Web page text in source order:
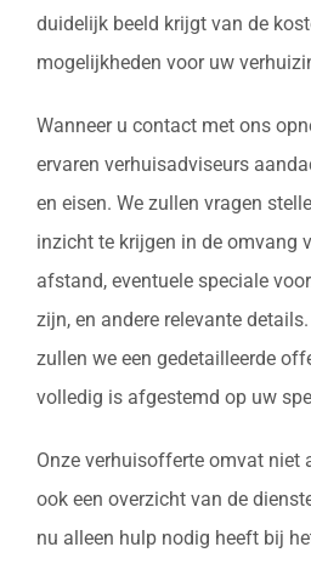
duidelijk beeld krijgt van de
mogelijkheden voor uw
Wanneer u contact met ons
ervaren verhuisadviseurs
en eisen. We zullen vragen
inzicht te krijgen in de omvang
afstand, eventuele speciale
zijn, en andere relevante
zullen we een gedetailleerde
volledig is afgestemd op uw
Onze verhuisofferte omvat niet
ook een overzicht van de
nu alleen hulp nodig heeft bij